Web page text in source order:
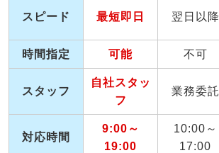
スピード 最短即日 翌日以降
時間指定 可能 不可
スタッフ
自社スタッ
フ
業務委託
対応時間
9:00～
19:00
10:00～
17:00